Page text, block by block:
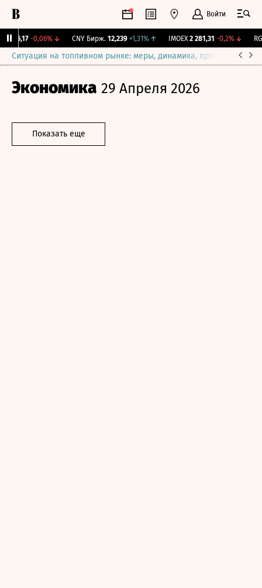
Войти
115,17 -0,06%↓ CNY Бирж. 12,239 +1,31% ↑ IMOEX 2 281,31 -0,2%↓
Ситуация на топливном рынке: меры, динамика, прогнозы
Экономика 29 Апреля 2026
Показать еще